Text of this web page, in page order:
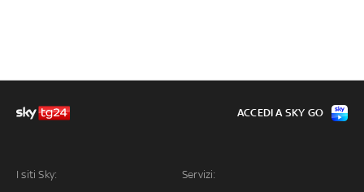
I siti Sky: Servizi:
ACCEDI A SKY GO